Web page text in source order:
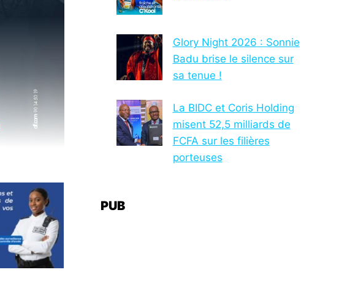
Glory Night 2026 : Sonnie
Badu brise le silence sur
sa tenue !
La BIDC et Coris Holding
misent 52,5 milliards de
FCFA sur les filières
porteuses
PUB